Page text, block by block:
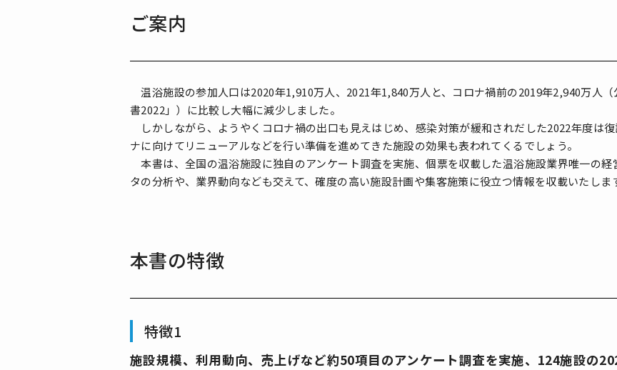
ご案内
温浴施設の参加人口は2020年1,910万人、2021年1,840万人と、コロナ禍前の2019年2,940万人
書2022」）に比較し大幅に減少しました。
しかしながら、ようやくコロナ禍の出口も見えはじめ、感染対策が緩和されだした2022年度は
ナに向けてリニューアルなどを行い準備を進めてきた施設の効果も表われてくるでしょう。
本書は、全国の温浴施設に独自のアンケート調査を実施、個票を収載した温浴施設業界唯一の
タの分析や、業界動向なども交えて、確度の高い施設計画や集客施策に役立つ情報を収載いたしま
本書の特徴
特徴1
施設規模、利用動向、売上げなど約50項目のアンケート調査を実施、124施設の